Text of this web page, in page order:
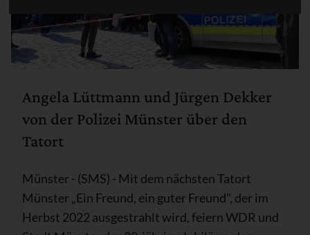
Angela Lüttmann und Jürgen Dekker
von der Polizei Münster über den
Tatort
Münster - (SMS) - Mit dem nächsten Tatort
Münster „Ein Freund, ein guter Freund", der im
Herbst 2022 ausgestrahlt wird, feiern WDR und